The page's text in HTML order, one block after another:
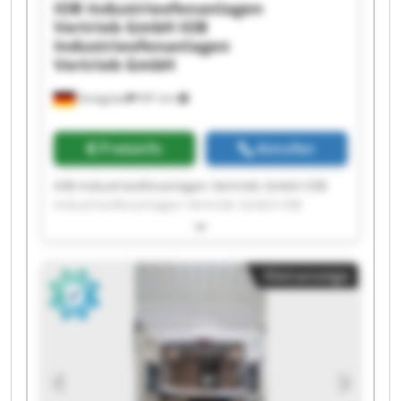
Striegistal 591 km
IOB Industrieofenanlagen
Vertrieb GmbHIOB
Industrieofenanlagen
Vertrieb GmbH
Preisinfo Anrufen
IOB Industrieofenanlagen Vertrieb GmbH IOB
Industrieofenanlagen Vertrieb GmbH IOB
Industrieofenanlagen Vertrieb GmbH IOB
Industrieofenanlagen Vertrieb GmbH IOB
Industrieofenanlagen Vertrieb GmbH IOB
Industrieofenanlagen Vertrieb GmbH IOB
Industrieofenanlagen Vertrieb GmbH IOB
Industrieofenanlagen Vertrieb GmbH IOB
Industrieofenanlagen Vertrieb GmbH IOB
Industrieofenanlagen Vertrieb GmbH IOB
Kleinanzeige